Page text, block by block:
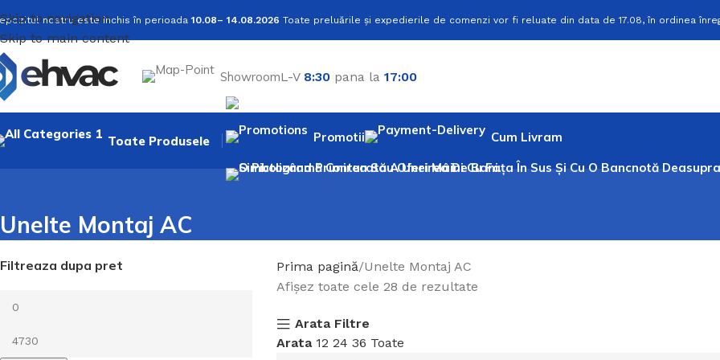
Skip to navigation
Skip to main content
nostru este închis în perioada 10.08– 14.08.2026 Toate preluările și expedierile de comenzi vor fi reluate din data de 17.08, în ordinea
ShowroomL-V 8:30 pana la 17:00
Toate Produsele Promotii
Cum Livram
Unelte Montaj AC
Filtreaza dupa pret Prima pagină Unelte Montaj AC
Afișez toate cele 28 de rezultate
Arata Filtre
Arata 12 24 36 Toate